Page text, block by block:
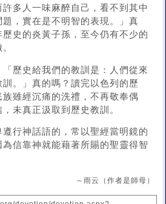
多人一味麻醉自己，看不到其中
，實在是不明智的表現。」真
史的炎黃子孫，至今仍有不少的
歷史給我們的教訓是：人們從來
。」真的嗎？讀完以色列的歷
雖經沉痛的洗禮，不再敬奉偶
未真正汲取到歷史教訓。
行神話語的，常以聖經當明鏡的
信靠神就能藉著所賜的聖靈得智
～雨云（作者是師母）